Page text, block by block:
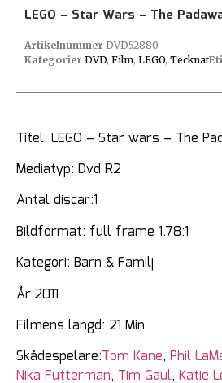
LEGO – Star Wars – The
Artikelnummer DVD52880
Kategorier DVD, Film, LEGO, Tecknat
Titel: LEGO – Star wars – The
Mediatyp: Dvd R2
Antal discar:1
Bildformat: full frame 1.78:1
Kategori: Barn & Familj
År:2011
Filmens längd: 21 Min
Skådespelare:Tom Kane, Phil
Nika Futterman, Tim Gaul, Katie